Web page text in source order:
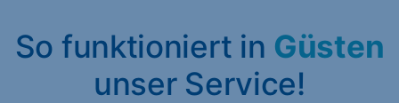
So funktioniert in Güsten
unser Service!